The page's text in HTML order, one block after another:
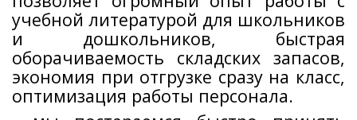
учебной литературой для школьников
и дошкольников, быстрая
оборачиваемость складских запасов,
экономия при отгрузке сразу на класс,
оптимизация работы персонала.